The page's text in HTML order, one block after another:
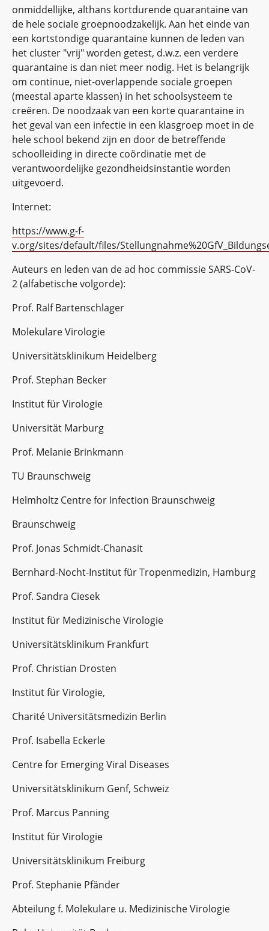
onmiddellijke, althans kortdurende quarantaine van
de hele sociale groepnoodzakelijk. Aan het einde van
een kortstondige quarantaine kunnen de leden van
het cluster "vrij" worden getest, d.w.z. een verdere
quarantaine is dan niet meer nodig. Het is belangrijk
om continue, niet-overlappende sociale groepen
(meestal aparte klassen) in het schoolsysteem te
creëren. De noodzaak van een korte quarantaine in
het geval van een infectie in een klasgroep moet in de
hele school bekend zijn en door de betreffende
schoolleiding in directe coördinatie met de
verantwoordelijke gezondheidsinstantie worden
uitgevoerd.
Internet:
https://www.g-f-
v.org/sites/default/files/
Auteurs en leden van de ad hoc commissie SARS-CoV-
2 (alfabetische volgorde):
Prof. Ralf Bartenschlager
Molekulare Virologie
Universitätsklinikum Heidelberg
Prof. Stephan Becker
Institut für Virologie
Universität Marburg
Prof. Melanie Brinkmann
TU Braunschweig
Helmholtz Centre for Infection Braunschweig
Braunschweig
Prof. Jonas Schmidt-Chanasit
Bernhard-Nocht-Institut für Tropenmedizin, Hamburg
Prof. Sandra Ciesek
Institut für Medizinische Virologie
Universitätsklinikum Frankfurt
Prof. Christian Drosten
Institut für Virologie,
Charité Universitätsmedizin Berlin
Prof. Isabella Eckerle
Centre for Emerging Viral Diseases
Universitätsklinikum Genf, Schweiz
Prof. Marcus Panning
Institut für Virologie
Universitätsklinikum Freiburg
Prof. Stephanie Pfänder
Abteilung f. Molekulare u. Medizinische Virologie